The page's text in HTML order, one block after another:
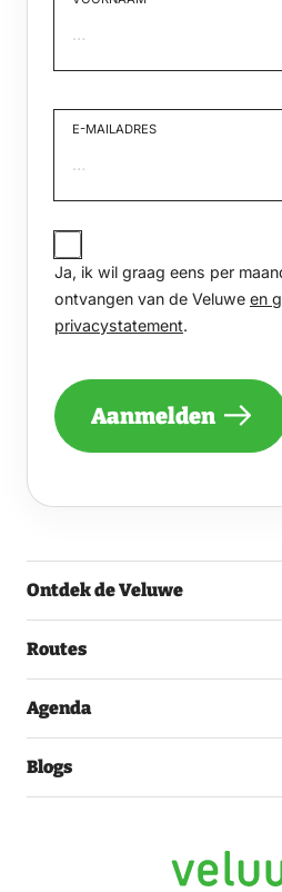
E-MAILADRES
JA,
IK
WIL
GRAAG
PER
EEN
ONTVANGEN
EN
HET
Ja, ik wil graag eens per
ontvangen van de Veluwe en
privacystatement.
Aanmelden
Ontdek de Veluwe
Routes
Agenda
Blogs